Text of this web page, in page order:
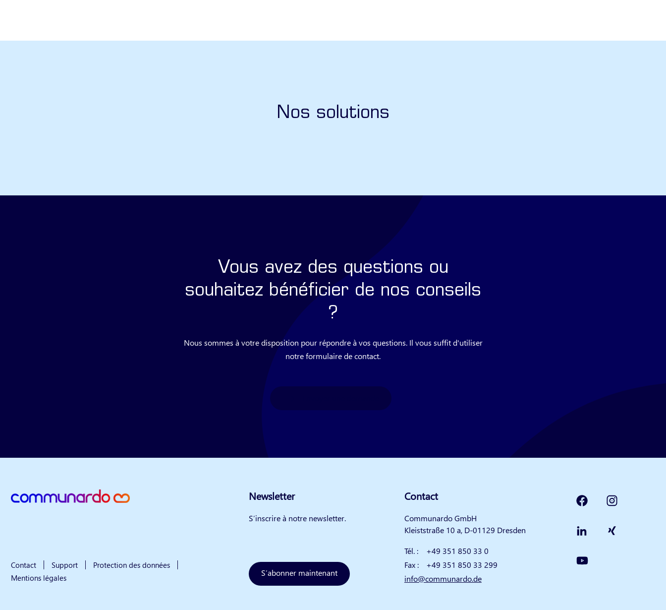
Nos solutions
Vous avez des questions ou
souhaitez bénéficier de nos conseils
?
Nous sommes à votre disposition pour répondre à vos questions. Il vous suffit d'utiliser
notre formulaire de contact.
Contact Support
Protection des données
Mentions légales
Contact
Communardo GmbH
Kleiststraße 10 a, D-01129 Dresden
Tél. :
+49 351 850 33 0
Fax :
+49 351 850 33 299
info@communardo.de
Newsletter
S’inscrire à notre newsletter.
S’abonner maintenant